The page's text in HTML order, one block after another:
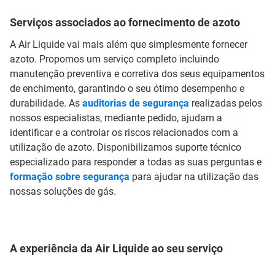
Serviços associados ao fornecimento de azoto
A Air Liquide vai mais além que simplesmente fornecer
azoto. Propomos um serviço completo incluindo
manutenção preventiva e corretiva dos seus equipamentos
de enchimento, garantindo o seu ótimo desempenho e
durabilidade. As auditorias de segurança realizadas pelos
nossos especialistas, mediante pedido, ajudam a
identificar e a controlar os riscos relacionados com a
utilização de azoto. Disponibilizamos suporte técnico
especializado para responder a todas as suas perguntas e
formação sobre segurança para ajudar na utilização das
nossas soluções de gás.
A experiência da Air Liquide ao seu serviço